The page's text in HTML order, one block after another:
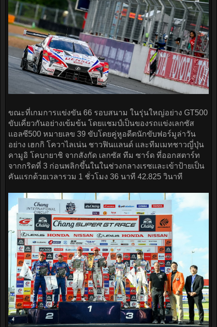
ขณะที่เกมการแข่งขัน 66 รอบสนาม ในรุ่นใหญ่อย่าง GT500
ขับเคี่ยวกันอย่างเข้มข้น โดยแชมป์เป็นของรถแข่งเลกซัส
แอลซี500 หมายเลข 39 ขับโดยคู่หูอดีตนักขับฟอร์มูล่าวัน
อย่าง เฮกกิ โควาไลเน่น ชาวฟินแลนด์ และทีมเมทชาวญี่ปุ่น
คามูอิ โคบายาชิ จากสังกัด เลกซัส ทีม ซาร์ด ที่ออกสตาร์ท
จากกริดที่ 3 ก่อนพลิกขึ้นในในช่วงกลางเรซและเข้าป้ายเป็น
คันแรกด้วยเวลารวม 1 ชั่วโมง 36 นาที 42.825 วินาที